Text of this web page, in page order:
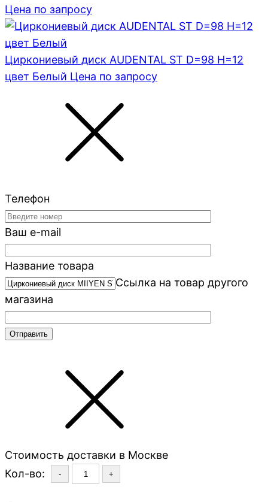
Цена по запросу
Циркониевый диск AUDENTAL ST D=98 H=12
цвет Белый Цена по запросу
Телефон
Ваш e-mail
Название товара
Ссылка на товар другого
магазина
Стоимость доставки в Москве
Кол-во:
- +